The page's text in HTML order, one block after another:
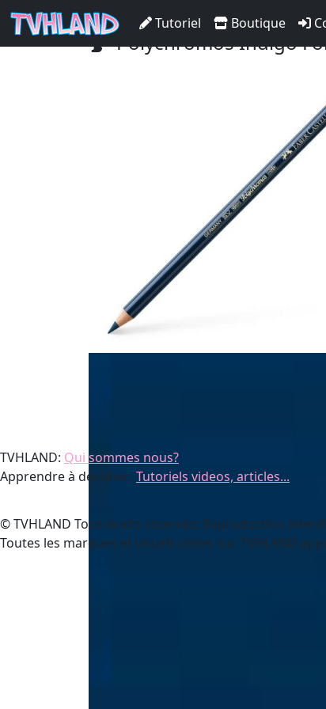
Tutoriel Boutique
Accueil Tvhland
Polychromos Indigo
TVHLAND: Qui sommes nous?
Apprendre à dessiner: Tutoriels videos, articles...
© TVHLAND Tous droits réservés. Reproduction
Toutes les marques et visuels citées sur TVHLAND